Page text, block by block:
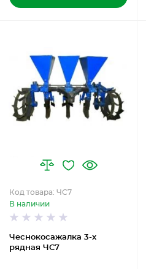
Чеснокосажалка 3-х
рядная ЧС7
Код товара: ЧС7
В наличии